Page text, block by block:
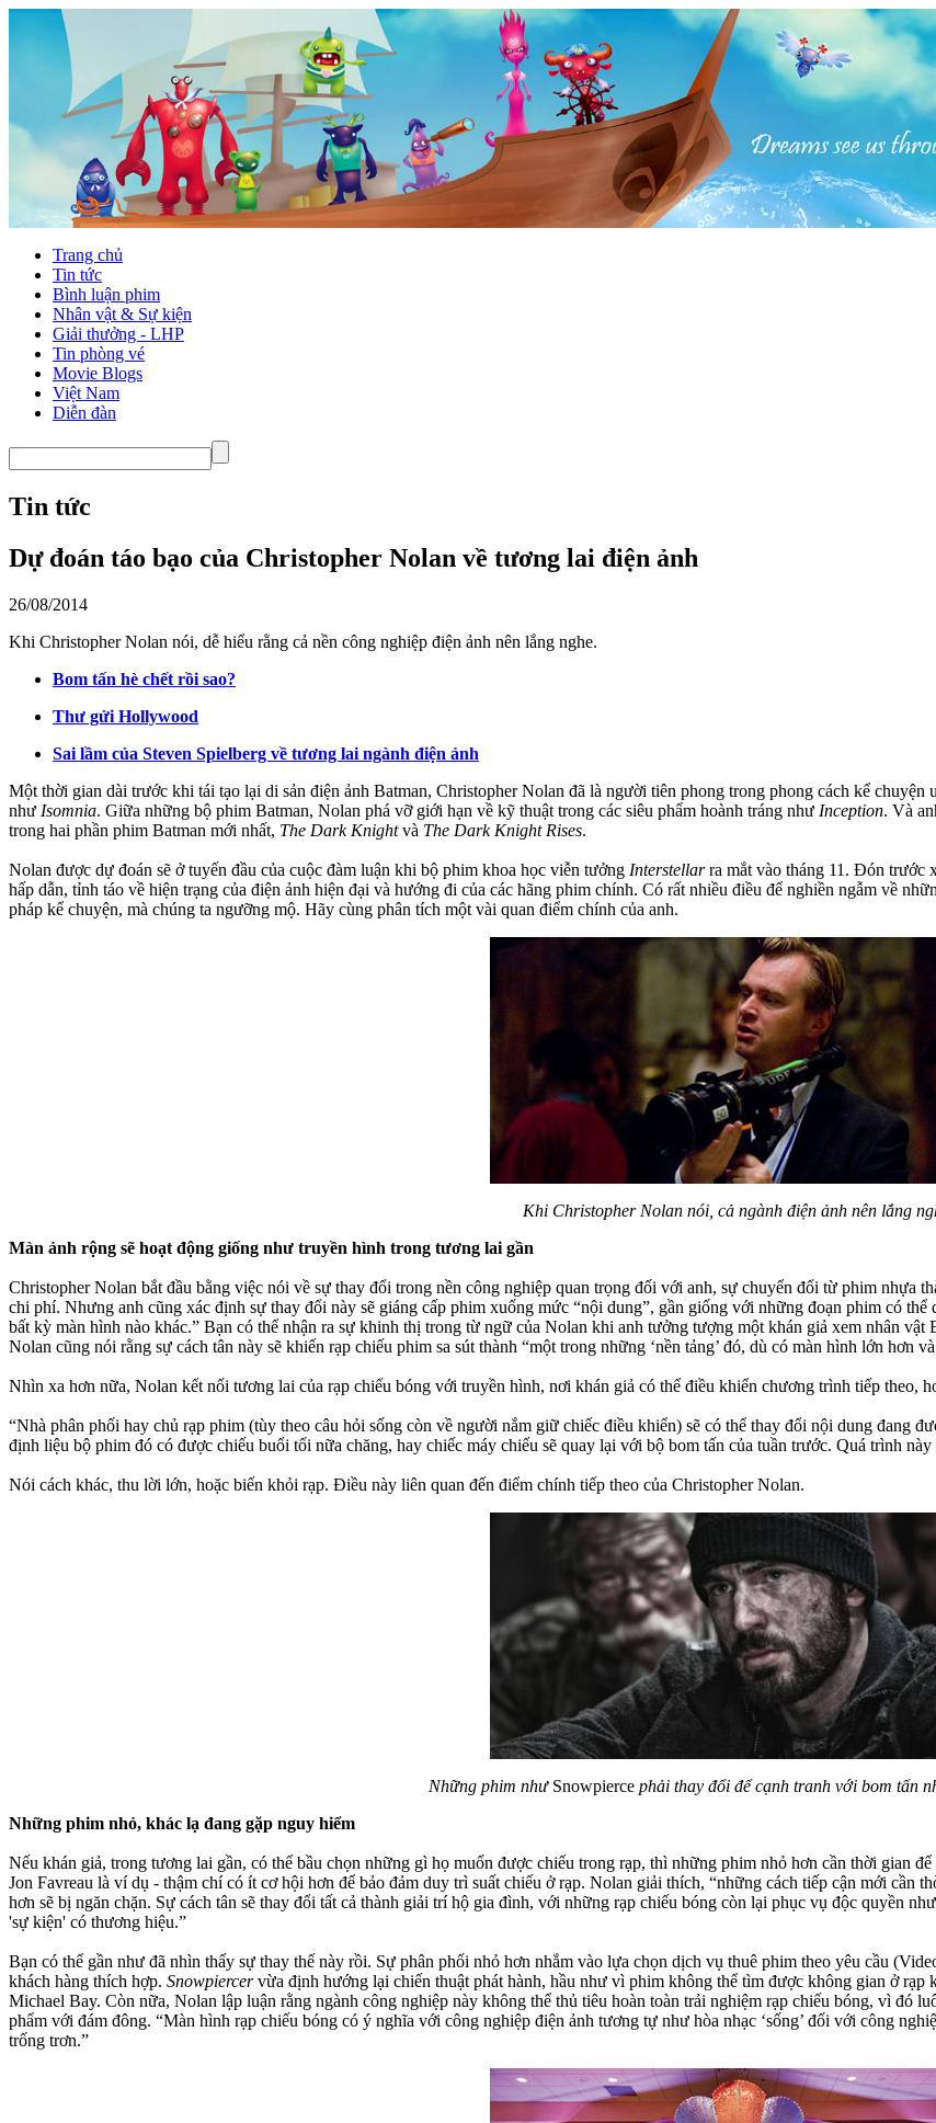
Trang chủ
Tin tức
Bình luận phim
Nhân vật & Sự kiện
Giải thưởng - LHP
Tin phòng vé
Movie Blogs
Việt Nam
Diễn đàn
Tin tức
Dự đoán táo bạo của Christopher Nolan về tương lai điện ảnh
26/08/2014
Khi Christopher Nolan nói, dễ hiểu rằng cả nền công nghiệp điện ảnh nên lắng nghe.
Bom tấn hè chết rồi sao?
Thư gửi Hollywood
Sai lầm của Steven Spielberg về tương lai ngành điện ảnh
Một thời gian dài trước khi tái tạo lại di sản điện ảnh Batman, Christopher Nolan đã là người tiên phong trong phong cách kể
như Isomnia. Giữa những bộ phim Batman, Nolan phá vỡ giới hạn về kỹ thuật trong các siêu phẩm hoành tráng như Inception. Và
trong hai phần phim Batman mới nhất, The Dark Knightvà The Dark Knight Rises.
Nolan được dự đoán sẽ ở tuyến đầu của cuộc đàm luận khi bộ phim khoa học viễn tưởng Interstellarra mắt vào tháng 11. Đón trước
hấp dẫn, tỉnh táo về hiện trạng của điện ảnh hiện đại và hướng đi của các hãng phim chính. Có rất nhiều điều để nghiền ngẫm về
pháp kể chuyện, mà chúng ta ngưỡng mộ. Hãy cùng phân tích một vài quan điểm chính của anh.
Khi Christopher Nolan nói, cả ngành điện ảnh nên lắng
Màn ảnh rộng sẽ hoạt động giống như truyền hình trong tương lai gần
Christopher Nolan bắt đầu bằng việc nói về sự thay đổi trong nền công nghiệp quan trọng đối với anh, sự chuyển đổi từ phim nhựa
chi phí. Nhưng anh cũng xác định sự thay đổi này sẽ giáng cấp phim xuống mức “nội dung”, gần giống với những đoạn phim có
bất kỳ màn hình nào khác.” Bạn có thể nhận ra sự khinh thị trong từ ngữ của Nolan khi anh tưởng tượng một khán giả xem nhân
Nolan cũng nói rằng sự cách tân này sẽ khiến rạp chiếu phim sa sút thành “một trong những ‘nền tảng’ đó, dù có màn hình lớn hơn
Nhìn xa hơn nữa, Nolan kết nối tương lai của rạp chiếu bóng với truyền hình, nơi khán giả có thể điều khiển chương trình tiếp theo,
“Nhà phân phối hay chủ rạp phim (tùy theo câu hỏi sống còn về người nắm giữ chiếc điều khiển) sẽ có thể thay đổi nội dung đang
định liệu bộ phim đó có được chiếu buổi tối nữa chăng, hay chiếc máy chiếu sẽ quay lại với bộ bom tấn của tuần trước. Quá trình
Nói cách khác, thu lời lớn, hoặc biến khỏi rạp. Điều này liên quan đến điểm chính tiếp theo của Christopher Nolan.
Những phim như Snowpiercephải thay đổi để cạnh tranh với bom tấn
Những phim nhỏ, khác lạ đang gặp nguy hiểm
Nếu khán giả, trong tương lai gần, có thể bầu chọn những gì họ muốn được chiếu trong rạp, thì những phim nhỏ hơn cần thời gian
Jon Favreau là ví dụ - thậm chí có ít cơ hội hơn để bảo đảm duy trì suất chiếu ở rạp. Nolan giải thích, “những cách tiếp cận mới cần
hơn sẽ bị ngăn chặn. Sự cách tân sẽ thay đổi tất cả thành giải trí hộ gia đình, với những rạp chiếu bóng còn lại phục vụ độc quyền
'sự kiện' có thương hiệu.”
Bạn có thể gần như đã nhìn thấy sự thay thế này rồi. Sự phân phối nhỏ hơn nhắm vào lựa chọn dịch vụ thuê phim theo yêu cầu
khách hàng thích hợp. Snowpiercervừa định hướng lại chiến thuật phát hành, hầu như vì phim không thể tìm được không gian ở rạp
Michael Bay. Còn nữa, Nolan lập luận rằng ngành công nghiệp này không thể thủ tiêu hoàn toàn trải nghiệm rạp chiếu bóng, vì đó
phẩm với đám đông. “Màn hình rạp chiếu bóng có ý nghĩa với công nghiệp điện ảnh tương tự như hòa nhạc ‘sống’ đối với công
trống trơn.”